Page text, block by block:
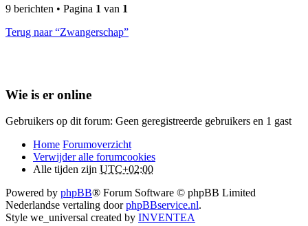
9 berichten • Pagina 1 van 1
Terug naar “Zwangerschap”
Wie is er online
Gebruikers op dit forum: Geen geregistreerde gebruikers en 1 gast
Home Forumoverzicht
Verwijder alle forumcookies
Alle tijden zijn UTC+02:00
Powered by phpBB® Forum Software © phpBB Limited
Nederlandse vertaling doorphpBBservice.nl.
Style we_universal created by INVENTEA